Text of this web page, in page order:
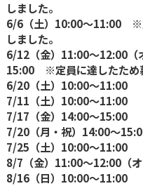
しました。
6/6（土）10:00〜11:00 ※
しました。
6/12（金）11:00〜12:00（
15:00 ※定員に達したため
6/20（土）10:00〜11:00
7/11（土）10:00〜11:00
7/17（金）14:00〜15:00
7/20（月・祝）14:00〜
7/25（土）10:00〜11:00
8/7（金）11:00〜12:00（オ
8/16（日）10:00〜11:00